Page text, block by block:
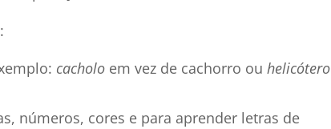
cacholo em vez de cachorro ou helicótero
números, cores e para aprender letras de